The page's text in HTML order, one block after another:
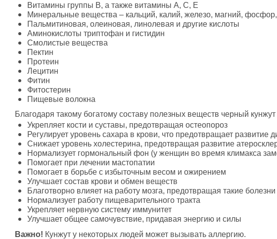
Витамины группы В, а также витамины А, С, Е
Минеральные вещества – кальций, калий, железо, магний,
Пальмитиновая, олеиновая, линолевая и другие кислоты
Аминокислоты триптофан и гистидин
Смолистые вещества
Пектин
Протеин
Лецитин
Фитин
Фитостерин
Пищевые волокна
Благодаря такому богатому составу полезных веществ черный
Укрепляет кости и суставы, предотвращая остеопороз
Регулирует уровень сахара в крови, что предотвращает развитие
Снижает уровень холестерина, предотвращая развитие
Нормализует гормональный фон (у женщин во время климакса
Помогает при лечении мастопатии
Помогает в борьбе с избыточным весом и ожирением
Улучшает состав крови и обмен веществ
Благотворно влияет на работу мозга, предотвращая такие
Нормализует работу пищеварительного тракта
Укрепляет нервную систему иммунитет
Улучшает общее самочувствие, придавая энергию и силы
Важно! Кунжут у некоторых людей может вызывать аллергию.